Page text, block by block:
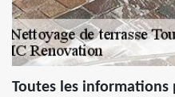
Toutes les